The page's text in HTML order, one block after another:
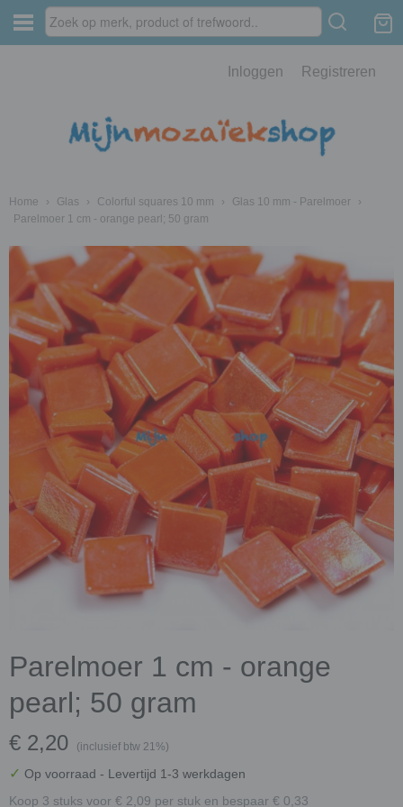
Inloggen Registreren
Home › Glas › Colorful squares 10 mm › Glas 10 mm - Parelmoer
›
Parelmoer 1 cm - orange pearl; 50 gram
Parelmoer 1 cm - orange
pearl; 50 gram
€ 2,20 (inclusief btw 21%)
✓ Op voorraad - Levertijd 1-3 werkdagen
Koop 3 stuks voor € 2,09 per stuk en bespaar € 0,33